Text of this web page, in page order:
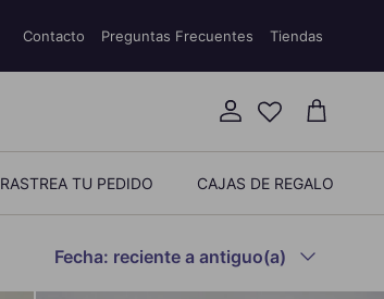
Contacto Preguntas Frecuentes Tiendas
Cuenta Carrito
RASTREA TU PEDIDO CAJAS DE REGALO
Ordenar por
Fecha: reciente a antiguo(a)